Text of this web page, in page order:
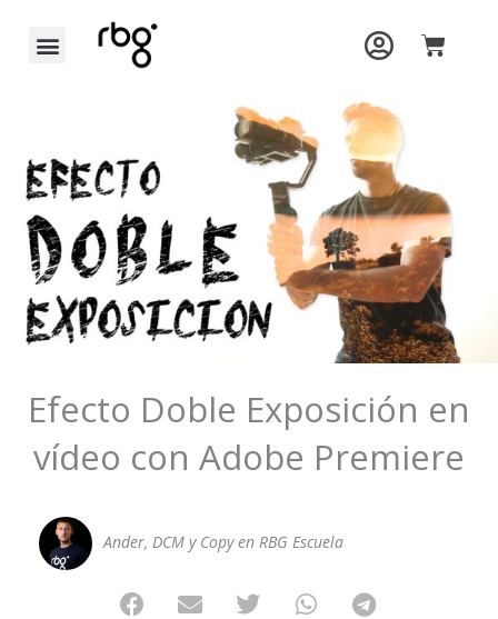
Efecto Doble Exposición en
vídeo con Adobe Premiere
Ander, DCM y Copy en RBG Escuela